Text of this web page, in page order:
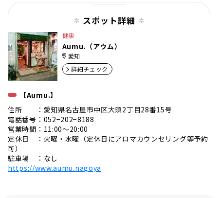
スポット詳細
健康
Aumu.（アウム）
愛知
詳細チェック
【Aumu.】
住所 ：愛知県名古屋市中区大須2丁目28番15号
電話番号：052−202−8188
営業時間：11:00〜20:00
定休日 ：火曜・水曜（定休日にアロマカウンセリング等予約
可）
駐車場 ：なし
https://www.aumu.nagoya